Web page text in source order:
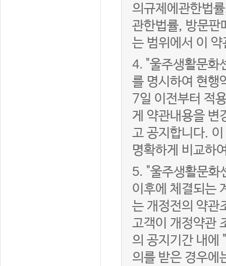
의규제에관한법
관한법률, 방문판
는 범위에서 이
4. "울주생활문화
를 명시하여 현행
7일 이전부터 적
게 약관내용을 변
고 공지합니다.
명확하게 비교하
5. "울주생활문화
이후에 체결되는
는 개정전의 약관
고객이 개정약관
의 공지기간 내에
의를 받은 경우에